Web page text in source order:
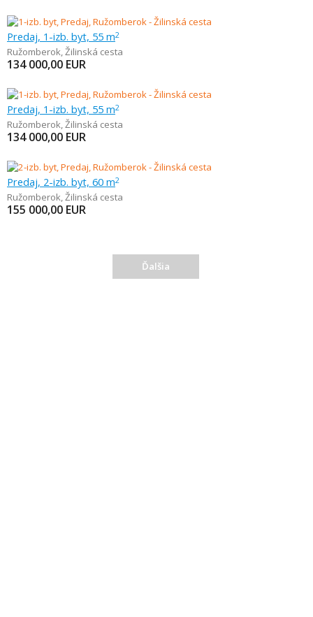
Predaj, 1-izb. byt, 55 m2
Ružomberok,Žilinská cesta
134 000,00 EUR
Predaj, 1-izb. byt, 55 m2
Ružomberok,Žilinská cesta
134 000,00 EUR
Predaj, 2-izb. byt, 60 m2
Ružomberok,Žilinská cesta
155 000,00 EUR
Ďalšia